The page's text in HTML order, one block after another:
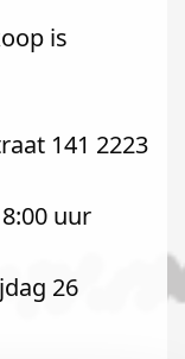
is
141 2223
uur
26